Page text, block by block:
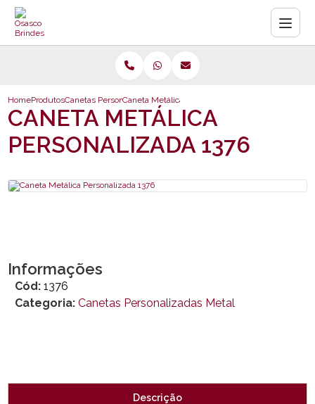
HomeProdutosCanetas Personalizadas MetalCaneta Metálica Personalizada 1376
CANETA METÁLICA
PERSONALIZADA 1376
Informações
Cód: 1376
Categoria: Canetas Personalizadas Metal
Descrição